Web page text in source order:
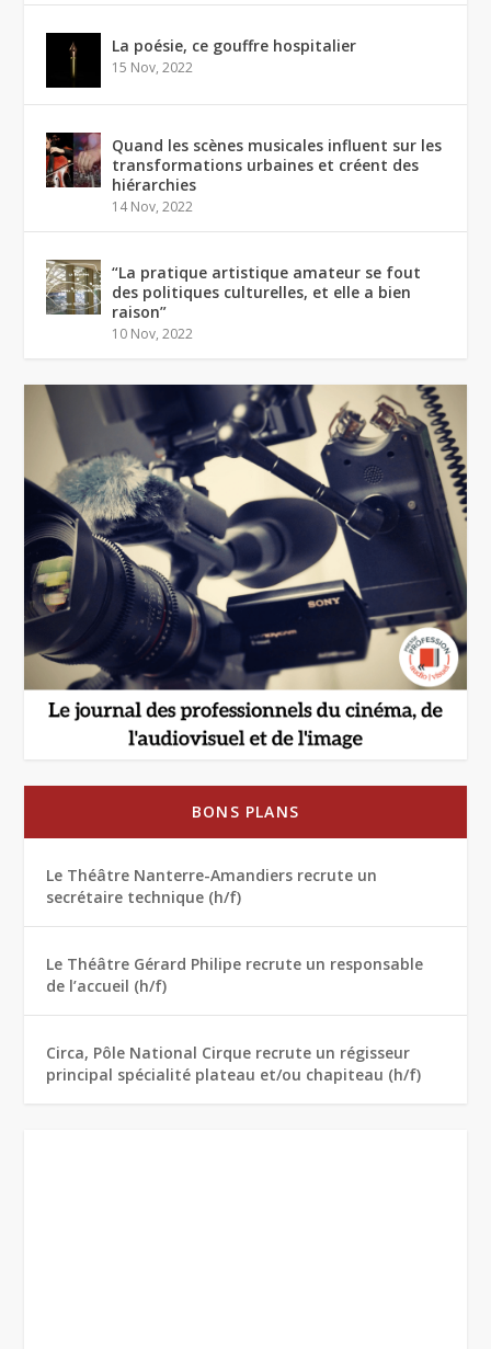
La poésie, ce gouffre hospitalier
15 Nov, 2022
Quand les scènes musicales influent sur les
transformations urbaines et créent des
hiérarchies
14 Nov, 2022
“La pratique artistique amateur se fout
des politiques culturelles, et elle a bien
raison”
10 Nov, 2022
BONS PLANS
Le Théâtre Nanterre-Amandiers recrute un
secrétaire technique (h/f)
Le Théâtre Gérard Philipe recrute un responsable
de l’accueil (h/f)
Circa, Pôle National Cirque recrute un régisseur
principal spécialité plateau et/ou chapiteau (h/f)